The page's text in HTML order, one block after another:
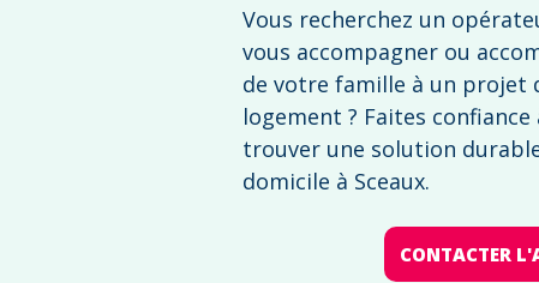
Vous recherchez un
vous accompagner ou
de votre famille à un projet
logement ? Faites
trouver une solution
domicile à Sceaux.
CONTACTER